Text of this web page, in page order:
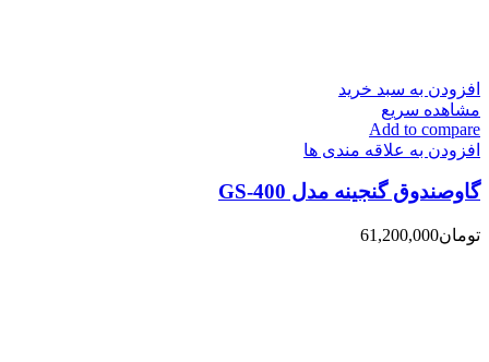
افزودن به سبد خرید
مشاهده سریع
Add to compare
افزودن به علاقه مندی ها
گاوصندوق گنجینه مدل GS-400
تومان61,200,000